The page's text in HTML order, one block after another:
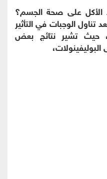
الأكل على صحة الجسم؟
الوجبات في التأثير
حيث تشير نتائج بعض